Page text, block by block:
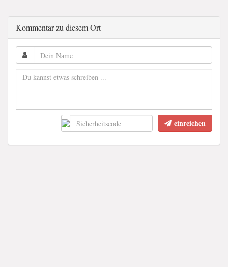
Kommentar zu diesem Ort
einreichen